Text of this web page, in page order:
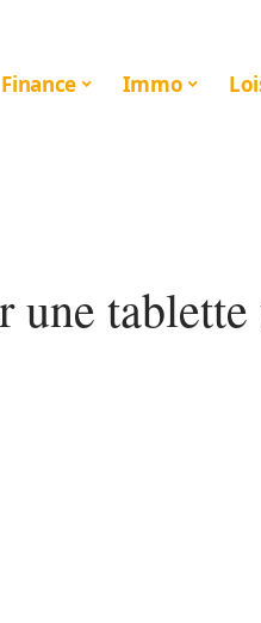
Finance Immo
une